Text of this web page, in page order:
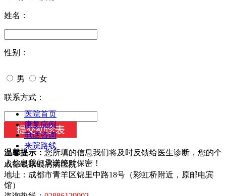
姓名：
性别：
男 女
今天日期：
联系方式：
温馨提示： 您所填的信息我们将及时反馈给医生诊断，您的个
人信息我们承诺绝对保密！
医院首页
康复病例
电话咨询
来院路线
成都银康银屑病医院
地址：成都市青羊区锦里中路18号（彩虹桥附近，原邮电宾
馆）